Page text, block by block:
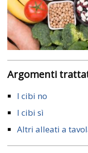
Argomenti
I cibi no
I cibi sì
Altri alleati a